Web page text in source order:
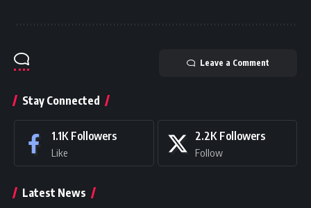
Leave a Comment
Stay Connected
1.1K Followers
Like
2.2K Followers
Follow
Latest News